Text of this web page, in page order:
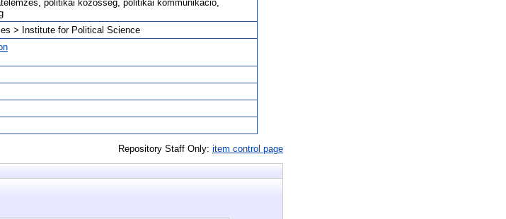
politikai közösség, politikai kommunikáció,
> Institute for Political Science
Repository Staff Only: item control page